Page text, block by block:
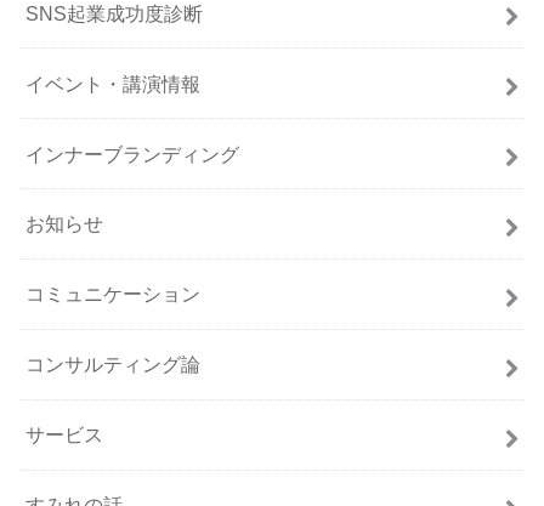
SNS起業成功度診断
イベント・講演情報
インナーブランディング
お知らせ
コミュニケーション
コンサルティング論
サービス